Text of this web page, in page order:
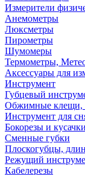
Измерители
Анемометры
Люксметры
Пирометры
Шумомеры
Термометры,
Аксессуары для
Инструмент
Губцевый
Обжимные клещи,
Инструмент для
Бокорезы и кусачки
Сменные губки
Плоскогубцы,
Режущий
Кабелерезы